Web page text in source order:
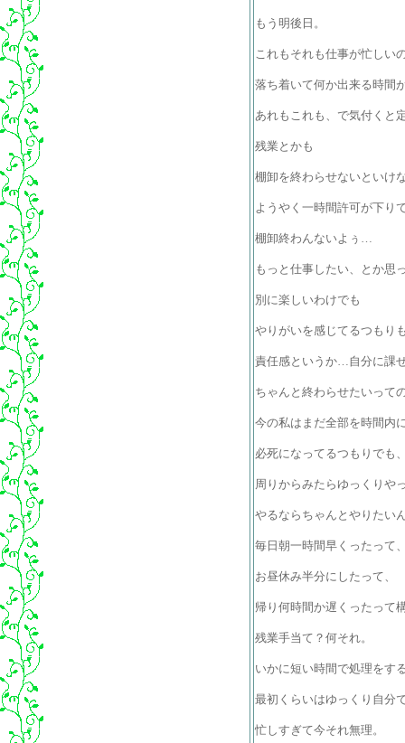
もう明後日。
これもそれも仕事が忙しい
落ち着いて何か出来る時間
あれもこれも、で気付くと
残業とかも
棚卸を終わらせないといけ
ようやく一時間許可が下り
棚卸終わんないよぅ…
もっと仕事したい、とか思
別に楽しいわけでも
やりがいを感じてるつもり
責任感というか…自分に課
ちゃんと終わらせたいって
今の私はまだ全部を時間内
必死になってるつもりでも
周りからみたらゆっくりや
やるならちゃんとやりたい
毎日朝一時間早くったって
お昼休み半分にしたって、
帰り何時間か遅くったって
残業手当て？何それ。
いかに短い時間で処理をす
最初くらいはゆっくり自分
忙しすぎて今それ無理。